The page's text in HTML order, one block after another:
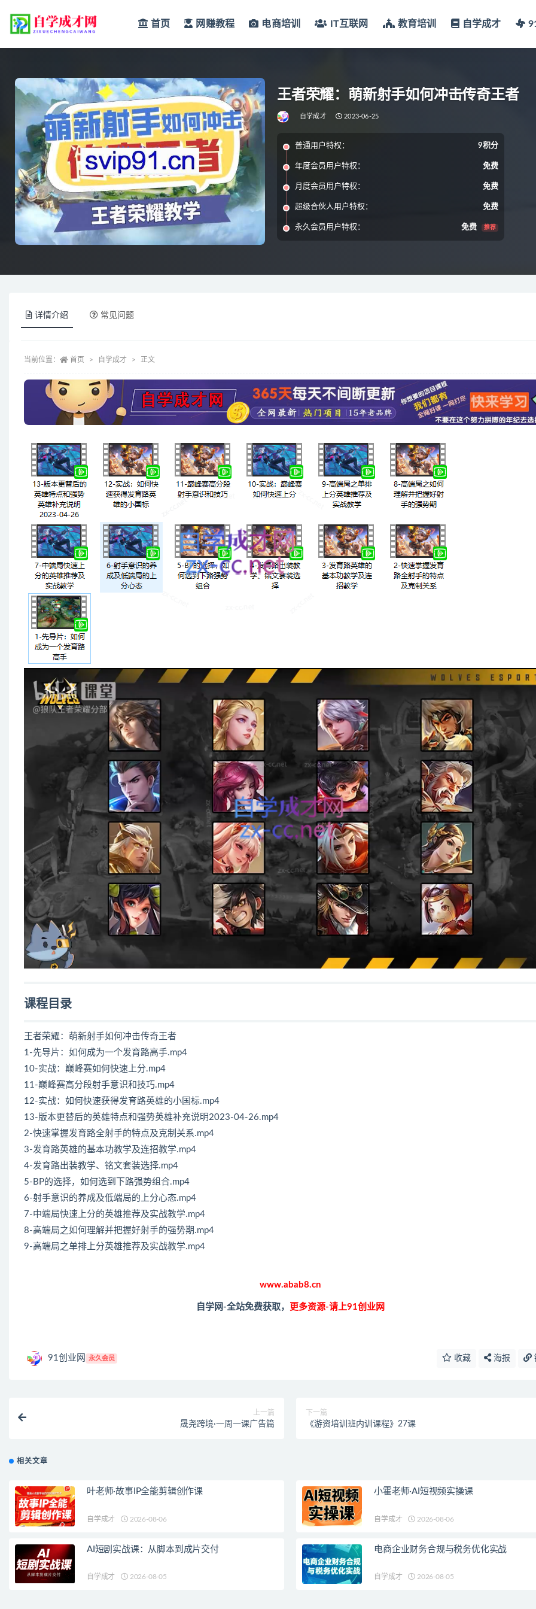
首页 网赚教程 电商培训 IT互联网 教育培训 自学成才
王者荣耀：萌新射手如何冲击传奇王者
自学成才 2023-06-25
普通用户特权： 9积分
年度会员用户特权： 免费
月度会员用户特权： 免费
超级合伙人用户特权： 免费
永久会员用户特权： 免费 推荐
详情介绍 常见问题
当前位置： 首页 自学成才 正文
课程目录
王者荣耀：萌新射手如何冲击传奇王者
1-先导片：如何成为一个发育路高手.mp4
10-实战：巅峰赛如何快速上分.mp4
11-巅峰赛高分段射手意识和技巧.mp4
12-实战：如何快速获得发育路英雄的小国标.mp4
13-版本更替后的英雄特点和强势英雄补充说明2023-04-26.mp4
2-快速掌握发育路全射手的特点及克制关系.mp4
3-发育路英雄的基本功教学及连招教学.mp4
4-发育路出装教学、铭文套装选择.mp4
5-BP的选择，如何选到下路强势组合.mp4
6-射手意识的养成及低端局的上分心态.mp4
7-中端局快速上分的英雄推荐及实战教学.mp4
8-高端局之如何理解并把握好射手的强势期.mp4
9-高端局之单排上分英雄推荐及实战教学.mp4
www.abab8.cn
自学网-全站免费获取， 更多资源-请上91创业网
91创业网 永久会员 收藏 海报
上一篇
晟尧跨境·一周一课广告篇
下一篇
《游资培训班内训课程》27课
相关文章
叶老师·故事IP全能剪辑创作课
自学成才 2026-08-06
小霍老师·AI短视频实操课
自学成才 2026-08-06
AI短剧实战课：从脚本到成片交付
自学成才 2026-08-05
电商企业财务合规与税务优化实战
自学成才 2026-08-05